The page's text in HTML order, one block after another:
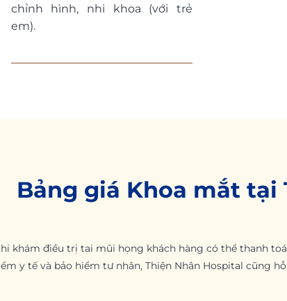
chỉnh hình, nhi khoa (với trẻ
em).
Bảng giá Khoa mắt tại
khám điều trị tai mũi họng khách hàng có thể thanh
y tế và bảo hiểm tư nhân, Thiện Nhân Hospital cũng